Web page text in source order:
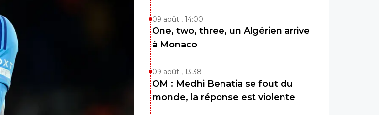
09 août , 14:00
One, two, three, un Algérien arrive
à Monaco
09 août , 13:38
OM : Medhi Benatia se fout du
monde, la réponse est violente